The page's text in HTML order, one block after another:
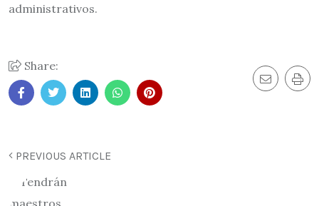
administrativos.
Share:
PREVIOUS ARTICLE